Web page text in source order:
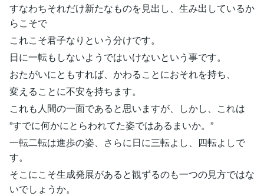
すなわちそれだけ新たなものを見出し、生み出しているか
らこそで
これこそ君子なりという分けです。
日に一転もしないようではいけないという事です。
おたがいにともすれば、かわることにおそれを持ち、
変えることに不安を持ちます。
これも人間の一面であると思いますが、しかし、これは
”すでに何かにとらわれてた姿ではあるまいか。”
一転二転は進歩の姿、さらに日に三転よし、四転よしで
す。
そこにこそ生成発展があると観ずるのも一つの見方ではな
いでしょうか。